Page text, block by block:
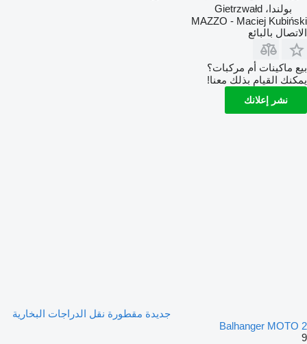
بولندا، Gietrzwałd
MAZZO - Maciej Kubiński
الاتصال بالبائع
بيع ماكينات أم مركبات؟
يمكنك القيام بذلك معنا!
نشر إعلانك
جديدة مقطورة نقل الدراجات البخارية
Balhanger MOTO 2
9